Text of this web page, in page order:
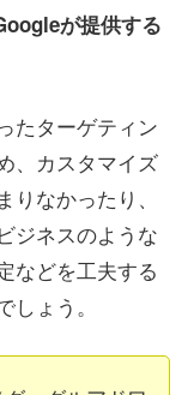
が提供する
たターゲティン
、カスタマイズ
なかったり、
ジネスのような
などを工夫する
ょう。